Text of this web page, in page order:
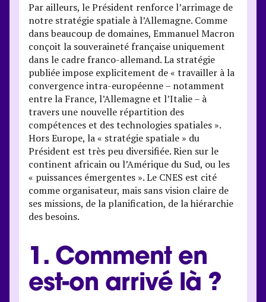
Par ailleurs, le Président renforce l’arrimage de
notre stratégie spatiale à l’Allemagne. Comme
dans beaucoup de domaines, Emmanuel Macron
conçoit la souveraineté française uniquement
dans le cadre franco-allemand. La stratégie
publiée impose explicitement de « travailler à la
convergence intra-européenne – notamment
entre la France, l’Allemagne et l’Italie – à
travers une nouvelle répartition des
compétences et des technologies spatiales ».
Hors Europe, la « stratégie spatiale » du
Président est très peu diversifiée. Rien sur le
continent africain ou l’Amérique du Sud, ou les
« puissances émergentes ». Le CNES est cité
comme organisateur, mais sans vision claire de
ses missions, de la planification, de la hiérarchie
des besoins.
1. Comment en
est-on arrivé là ?